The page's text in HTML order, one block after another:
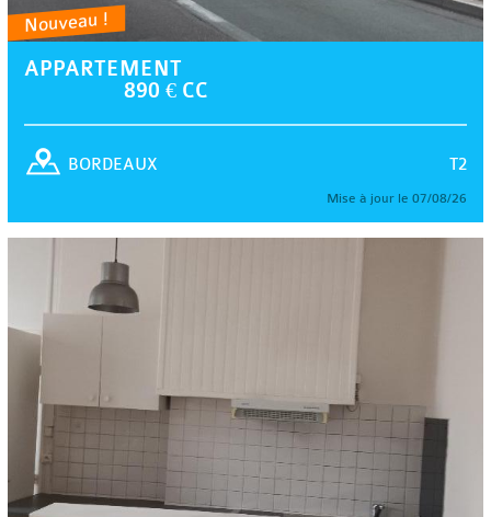
Nouveau !
APPARTEMENT
890 € CC
T2
BORDEAUX
Mise à jour le 07/08/26